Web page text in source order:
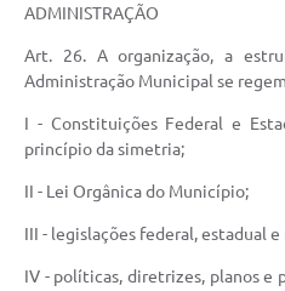
ADMINISTRAÇÃO
Art. 26. A organização, a
Administração Municipal se
I - Constituições Federal e
princípio da simetria;
II - Lei Orgânica do Município;
III - legislações federal, estadual
IV - políticas, diretrizes, planos e